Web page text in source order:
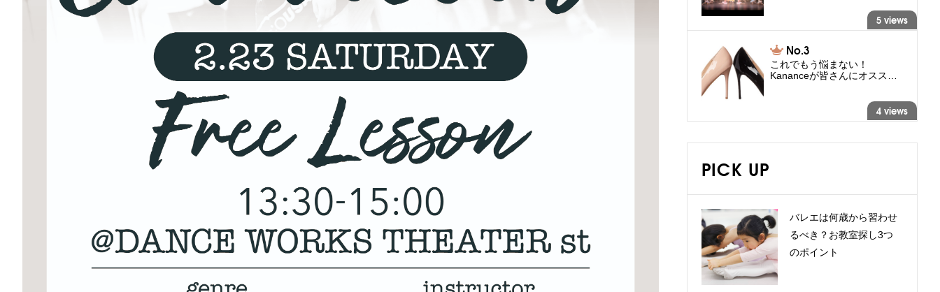
5 views
これでもう悩まない！
Kananceが皆さんにオスス…
4 views
PICK UP
バレエは何歳から習わせ
るべき？お教室探し3つ
のポイント